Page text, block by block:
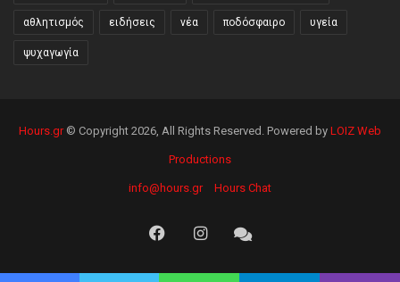
αθλητισμός ειδήσεις νέα ποδόσφαιρο υγεία
ψυχαγωγία
Hours.gr© Copyright 2026, All Rights Reserved. Powered by LOIZ Web
Productions
info@hours.gr Hours Chat
FacebookInstagramHours
Chat